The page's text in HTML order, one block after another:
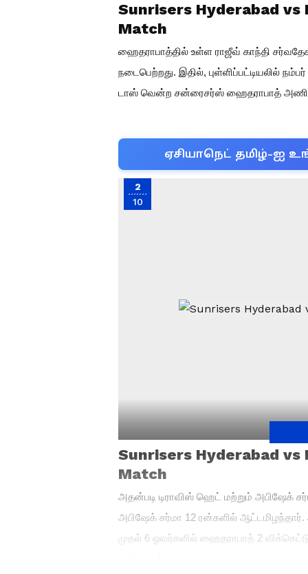
Sunrisers Hyderabad vs
Match
ஹைதராபாத்தில் உள்ள ராஜீவ் காந்தி
நடைபெற்றது. இதில், புள்ளிப்பட்டியலில்
டாஸ் வென்ற சன்ரைசர்ஸ் ஹைதராபாத்
ஏசியாநெட் தமிழ்-ஐ
2
10
Sunrisers Hyderabad vs
Match
அதன்படி டிராவிஸ் ஹெட் மற்றும் அபிஷேக்
அபிஷேக் சர்மா 12 ரன்களில்
முதல் 6 ஓவர்களில் ஹைதராபாத் 2